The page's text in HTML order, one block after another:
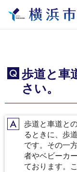
Q
歩道と車
さい。
A歩道と車道と
るときに、歩
です。その一
者やベビーカ
ております。